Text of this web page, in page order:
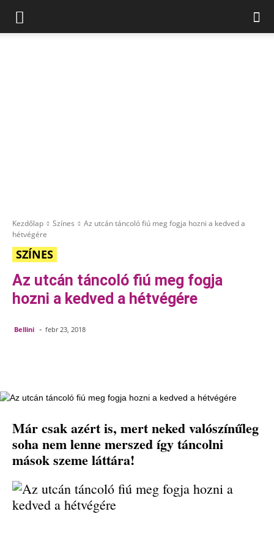
Kezdőlap Színes
Az utcán táncoló fiú meg fogja hozni a kedved a
hétvégére
SZÍNES
Az utcán táncoló fiú meg fogja
hozni a kedved a hétvégére
Bellini - febr 23, 2018
Már csak azért is, mert neked valószínűleg
soha nem lenne merszed így táncolni
mások szeme láttára!